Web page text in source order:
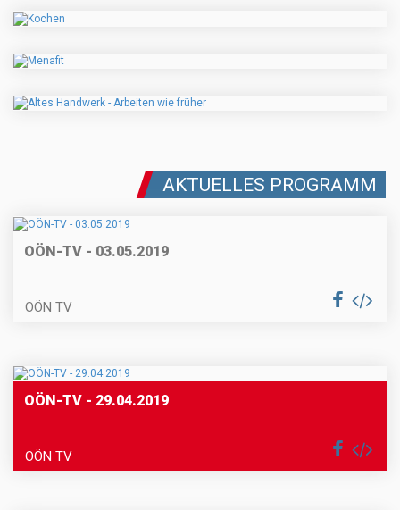
AKTUELLES PROGRAMM
OÖN-TV - 03.05.2019
OÖN TV
OÖN-TV - 29.04.2019
OÖN TV